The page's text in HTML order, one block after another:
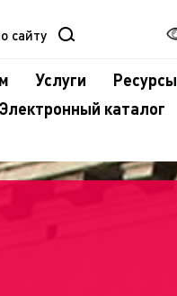
Услуги Ресурсы
Электронный каталог